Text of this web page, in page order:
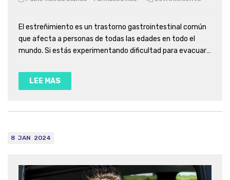
El estreñimiento es un trastorno gastrointestinal común
que afecta a personas de todas las edades en todo el
mundo. Si estás experimentando dificultad para evacuar,
Proffarma queremos poder ayudarte, sigue leyendo.
LEE MAS
8 JAN 2024